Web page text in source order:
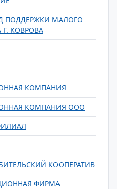
ПОДДЕРЖКИ МАЛОГО
КОВРОВА
КОМПАНИЯ
КОМПАНИЯ ООО
КООПЕРАТИВ
ФИРМА